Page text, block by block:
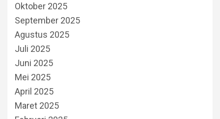
Oktober 2025
September 2025
Agustus 2025
Juli 2025
Juni 2025
Mei 2025
April 2025
Maret 2025